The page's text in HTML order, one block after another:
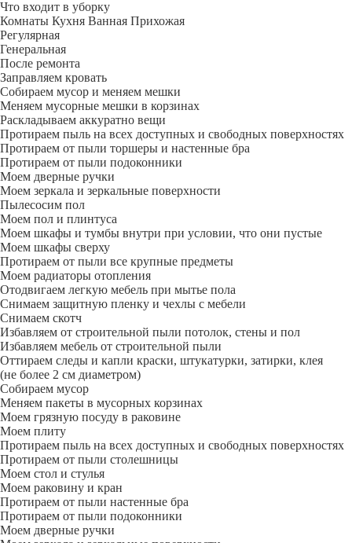
Что входит в уборку
Регу­лярная
Гене­ральная
После ремонта
Заправляем кровать
Собираем мусор и меняем мешки
Меняем мусорные мешки в корзинах
Раскладываем аккуратно вещи
Протираем пыль на всех доступных и свободных поверхностях
Протираем от пыли торшеры и настенные бра
Протираем от пыли подоконники
Моем дверные ручки
Моем зеркала и зеркальные поверхности
Пылесосим пол
Моем пол и плинтуса
Моем шкафы и тумбы внутри при условии, что они пустые
Моем шкафы сверху
Протираем от пыли все крупные предметы
Моем радиаторы отопления
Отодвигаем легкую мебель при мытье пола
Снимаем защитную пленку и чехлы с мебели
Снимаем скотч
Избавляем от строительной пыли потолок, стены и пол
Избавляем мебель от строительной пыли
Оттираем следы и капли краски, штукатурки, затирки, клея
(не более 2 см диаметром)
Собираем мусор
Меняем пакеты в мусорных корзинах
Моем грязную посуду в раковине
Моем плиту
Протираем пыль на всех доступных и свободных поверхностях
Протираем от пыли столешницы
Моем стол и стулья
Моем раковину и кран
Протираем от пыли настенные бра
Протираем от пыли подоконники
Моем дверные ручки